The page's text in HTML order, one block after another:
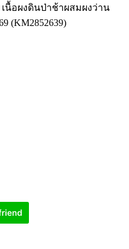
อผงดินป่าช้าผสมผงว่าน
(KM2852639)